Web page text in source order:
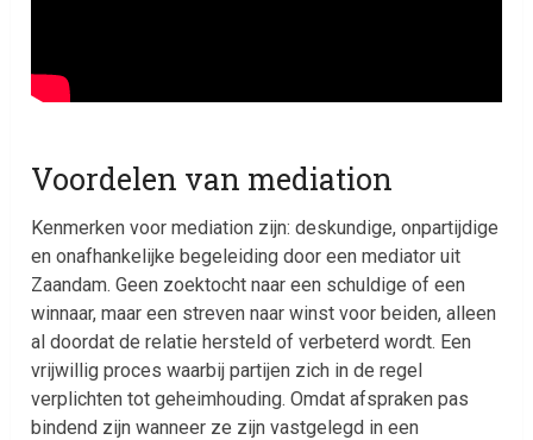
Voordelen van mediation
Kenmerken voor mediation zijn: deskundige, onpartijdige
en onafhankelijke begeleiding door een mediator uit
Zaandam. Geen zoektocht naar een schuldige of een
winnaar, maar een streven naar winst voor beiden, alleen
al doordat de relatie hersteld of verbeterd wordt. Een
vrijwillig proces waarbij partijen zich in de regel
verplichten tot geheimhouding. Omdat afspraken pas
bindend zijn wanneer ze zijn vastgelegd in een